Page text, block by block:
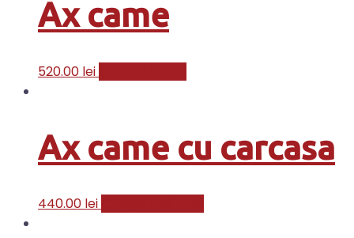
Ax came
520.00 lei
Ax came cu carcasa
440.00 lei